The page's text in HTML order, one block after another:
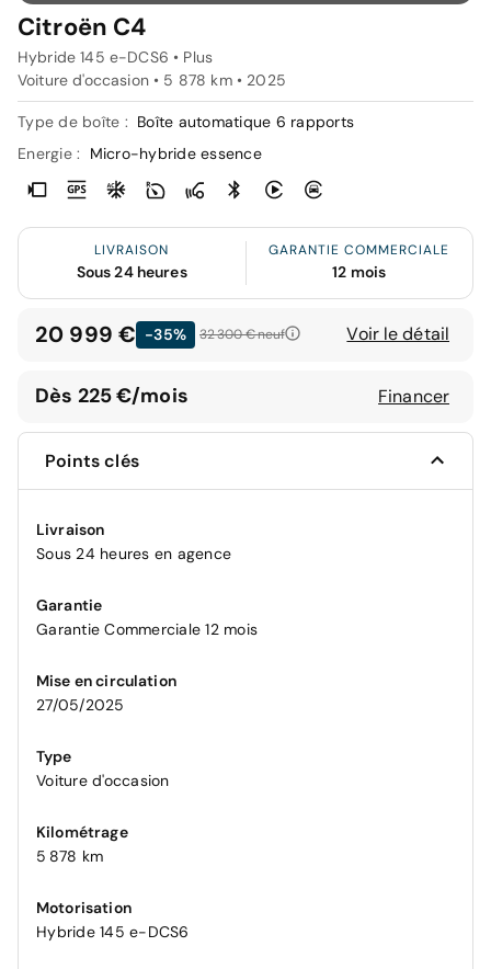
Citroën C4
Hybride 145 e-DCS6 • Plus
Voiture d'occasion • 5 878 km • 2025
Type de boîte : Boîte automatique 6 rapports
Energie :
Micro-hybride essence
LIVRAISON
Sous 24 heures
GARANTIE COMMERCIALE
12 mois
20 999 € -35% 32 300 €neuf Voir le détail
Dès 225 €/mois Financer
Points clés
Livraison
Sous 24 heures en agence
Garantie
Garantie Commerciale 12 mois
Mise en circulation
27/05/2025
Type
Voiture d'occasion
Kilométrage
5 878 km
Motorisation
Hybride 145 e-DCS6